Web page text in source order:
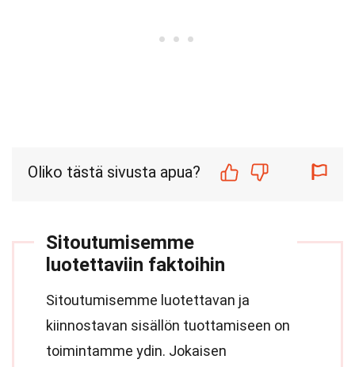
Oliko tästä sivusta apua?
Sitoutumisemme
luotettaviin faktoihin
Sitoutumisemme luotettavan ja
kiinnostavan sisällön tuottamiseen on
toimintamme ydin. Jokaisen